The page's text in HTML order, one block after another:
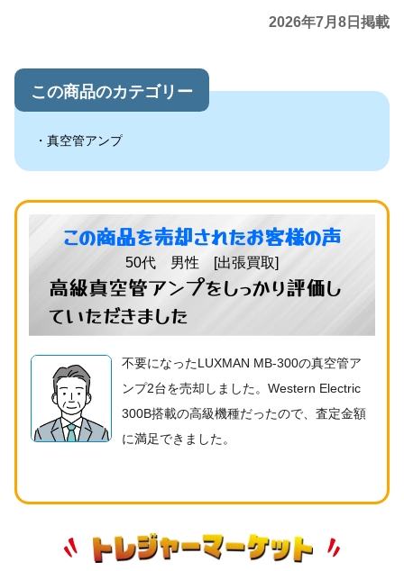
2026年7月8日掲載
この商品のカテゴリー
真空管アンプ
この商品を売却されたお客様の声
50代 男性 [出張買取]
高級真空管アンプをしっかり評価し
ていただきました
不要になったLUXMAN MB-300の真空管ア
ンプ2台を売却しました。Western Electric
300B搭載の高級機種だったので、査定金額
に満足できました。